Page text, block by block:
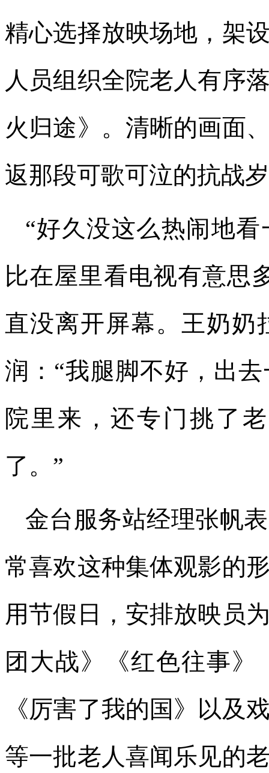
精心选择放映场地，架
人员组织全院老人有序
火归途》。清晰的画面
返那段可歌可泣的抗战
“好久没这么热闹地
比在屋里看电视有意思
直没离开屏幕。王奶奶
润：“我腿脚不好，出
院里来，还专门挑了
了。”
金台服务站经理张帆
常喜欢这种集体观影的
用节假日，安排放映员
团大战》《红色往事
《厉害了我的国》以及
等一批老人喜闻乐见的